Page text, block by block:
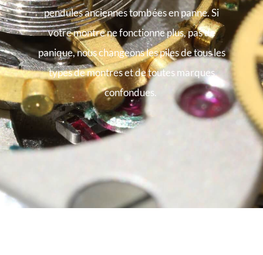
pendules anciennes tombées en panne. Si
votre montre ne fonctionne plus, pas de
panique, nous changeons les piles de tous les
types de montres et de toutes marques
confondues.